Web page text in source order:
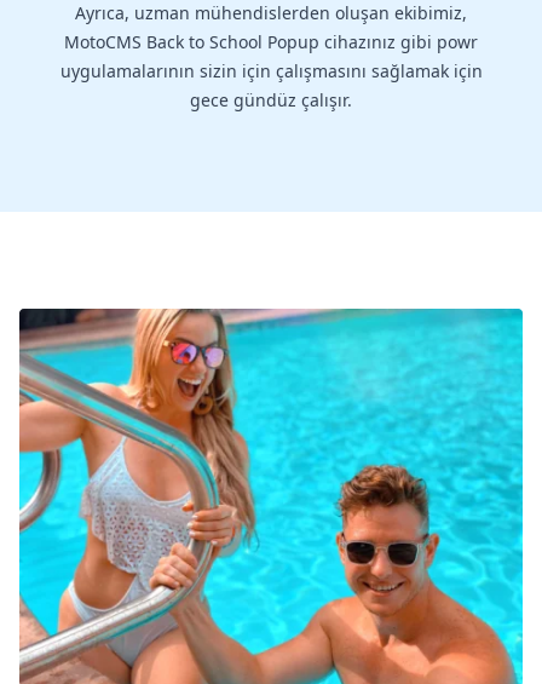
Ayrıca, uzman mühendislerden oluşan ekibimiz,
MotoCMS Back to School Popup cihazınız gibi powr
uygulamalarının sizin için çalışmasını sağlamak için
gece gündüz çalışır.